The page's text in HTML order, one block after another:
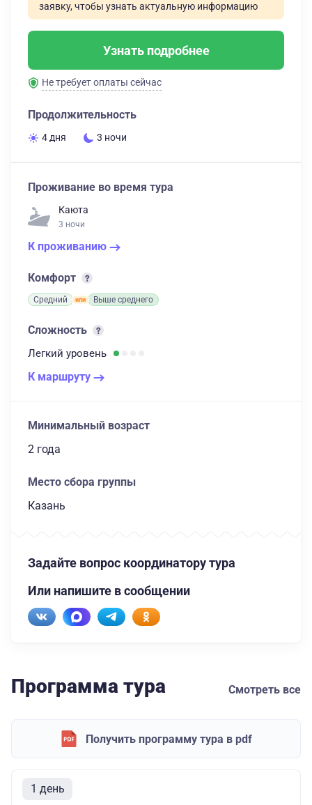
заявку, чтобы узнать актуальную информацию
Узнать подробнее
Не требует оплаты сейчас
Продолжительность
4 дня 3 ночи
Проживание во время тура
Каюта
3 ночи
К проживанию
Комфорт
Средний Выше среднего
Сложность
Легкий уровень
К маршруту
Минимальный возраст
2 года
Место сбора группы
Казань
Задайте вопрос координатору тура
Или напишите в сообщении
Программа тура Смотреть все
Получить программу тура в pdf
1 день